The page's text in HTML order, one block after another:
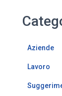
Aziende
Lavoro